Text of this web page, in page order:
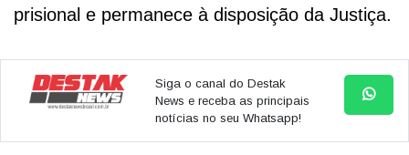
prisional e permanece à disposição da Justiça.
Siga o canal do Destak
News e receba as principais
notícias no seu Whatsapp!